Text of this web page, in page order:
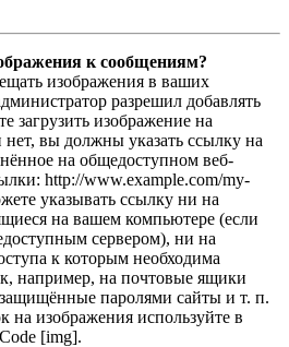
к сообщениям?
изображения в ваших
разрешил добавлять
загрузить изображение на
вы должны указать ссылку на
на общедоступном веб-
http://www.example.com/my-
указывать ссылку ни на
на вашем компьютере (если
сервером), ни на
к которым необходима
например, на почтовые ящики
паролями сайты и т. п.
на изображения используйте в
[img].